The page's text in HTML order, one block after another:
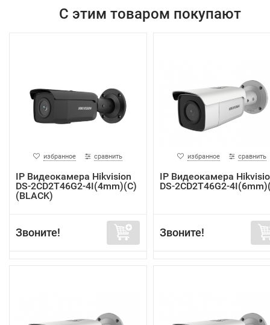
С этим товаром покупают
избранное сравнить
IP Видеокамера Hikvision
DS-2CD2T46G2-4I(4mm)(C)
(BLACK)
Звоните!
избранное сравнить
IP Видеокамера
DS-2CD2T46G2-
Звоните!